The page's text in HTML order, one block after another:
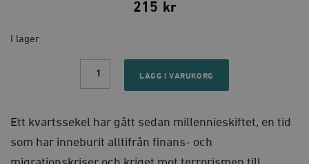
215 kr
I lager
liberal
quantity
LÄGG I VARUKORG
Ett kvartssekel har gått sedan millennieskiftet, en tid
som har inneburit alltifrån finans- och